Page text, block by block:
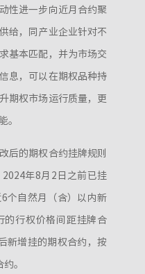
性进一步向近月合约聚
给，同产业企业针对不
基本匹配，并为市场交
息，可以在期权品种持
期权市场运行质量，更
。
后的期权合约挂牌规则
年8月2日之前已挂
个自然月（含）以内新
的行权价格间距挂牌合
新增挂的期权合约，按
。